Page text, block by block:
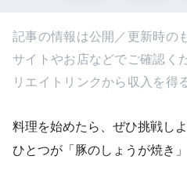
記事の情報は公開／更新時の
サイトやお店などでご確認く
リエイトリンクから収入を得
料理を始めたら、ぜひ挑戦し
ひとつが「豚のしょうが焼き」